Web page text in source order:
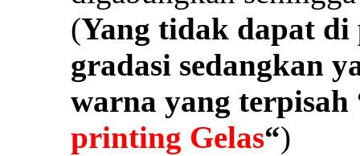
(Yang tidak dapat
gradasi sedangkan
warna yang terpisah
printing Gelas“)